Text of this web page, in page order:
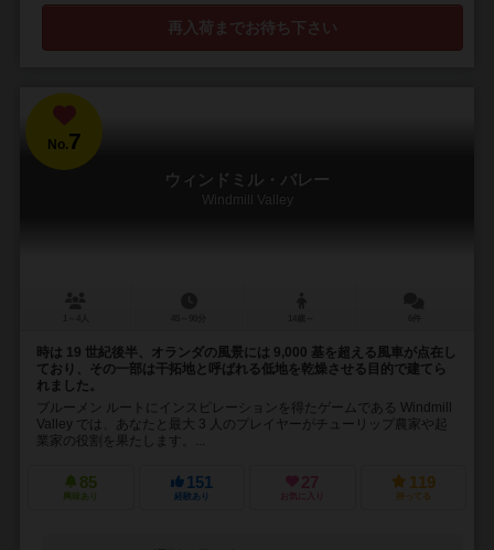
再入荷までお待ち下さい
No.7
ウィンドミル・バレー
Windmill Valley
時は 19 世紀後半、オランダの風景には 9,000 基を超える風車が点在し
ており、その一部は干拓地と呼ばれる低地を乾燥させる目的で建てら
れました。
ブルーメン ルートにインスピレーションを得たゲームである Windmill
Valley では、あなたと最大 3 人のプレイヤーがチューリップ農家や起
業家の役割を果たします。...
85
興味あり
151
経験あり
27
お気に入り
119
持ってる